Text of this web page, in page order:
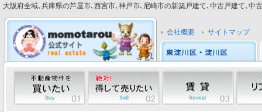
大阪府全域､兵庫県の芦屋市､西宮市､神戸市､尼崎市の新築戸建て､中古戸建て､中
会社概要 サイトマップ